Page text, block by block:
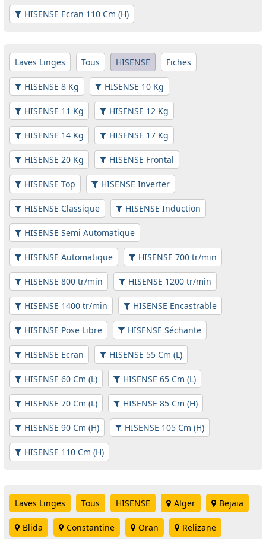
HISENSE Ecran 110 Cm (H)
Laves Linges Tous HISENSE Fiches
HISENSE 8 Kg HISENSE 10 Kg
HISENSE 11 Kg HISENSE 12 Kg
HISENSE 14 Kg HISENSE 17 Kg
HISENSE 20 Kg HISENSE Frontal
HISENSE Top HISENSE Inverter
HISENSE Classique HISENSE Induction
HISENSE Semi Automatique
HISENSE Automatique HISENSE 700 tr/min
HISENSE 800 tr/min HISENSE 1200 tr/min
HISENSE 1400 tr/min HISENSE Encastrable
HISENSE Pose Libre HISENSE Séchante
HISENSE Ecran HISENSE 55 Cm (L)
HISENSE 60 Cm (L) HISENSE 65 Cm (L)
HISENSE 70 Cm (L) HISENSE 85 Cm (H)
HISENSE 90 Cm (H) HISENSE 105 Cm (H)
HISENSE 110 Cm (H)
Laves Linges Tous HISENSE Alger Bejaia
Blida Constantine Oran Relizane